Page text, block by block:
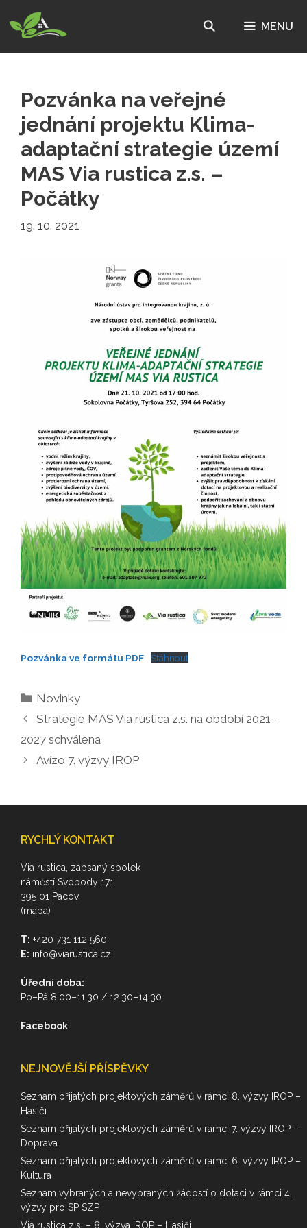
na
obsah
MENU
Pozvánka na veřejné
jednání projektu Klima-
adaptační strategie území
MAS Via rustica z.s. –
Počátky
19. 10. 2021
Pozvánka ve formátu PDF Stáhnout
Rubriky
Novinky
Strategie MAS Via rustica z.s. na období 2021–
2027 schválena
Avízo 7. výzvy IROP
RYCHLÝ KONTAKT
Via rustica, zapsaný spolek
náměstí Svobody 171
395 01 Pacov
(mapa)
T: +420 731 112 560
E: info@viarustica.cz
Úřední doba:
Po–Pá 8.00–11.30 / 12.30–14.30
Facebook
NEJNOVĚJŠÍ PŘÍSPĚVKY
Seznam přijatých projektových záměrů v rámci 8. výzvy IROP –
Hasiči
Seznam přijatých projektových záměrů v rámci 7. výzvy IROP –
Doprava
Seznam přijatých projektových záměrů v rámci 6. výzvy IROP –
Kultura
Seznam vybraných a nevybraných žádostí o dotaci v rámci 4.
výzvy pro SP SZP
Via rustica z.s. – 8. výzva IROP – Hasiči